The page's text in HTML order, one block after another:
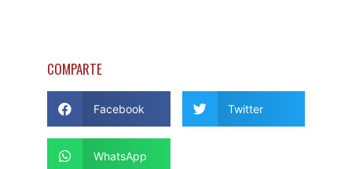
COMPARTE
Facebook Twitter
WhatsApp